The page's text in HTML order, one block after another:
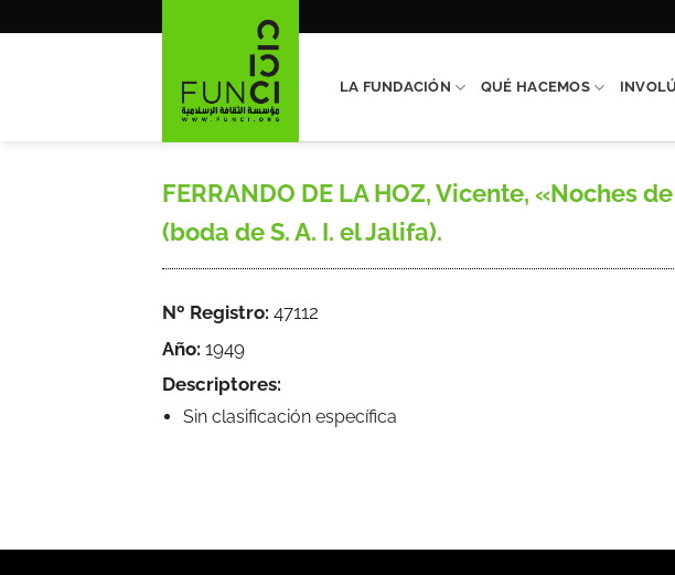
LA FUNDACIÓN QUÉ HACEMOS
FERRANDO DE LA HOZ, Vicente, «Noches
(boda de S. A. I. el Jalifa).
Nº Registro: 47112
Año: 1949
Descriptores:
Sin clasificación específica